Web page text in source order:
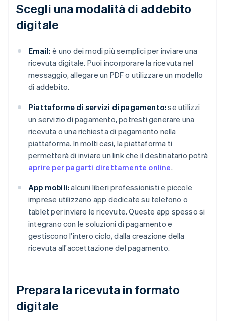
Scegli una modalità di addebito
digitale
Email: è uno dei modi più semplici per inviare una
ricevuta digitale. Puoi incorporare la ricevuta nel
messaggio, allegare un PDF o utilizzare un modello
di addebito.
Piattaforme di servizi di pagamento: se utilizzi
un servizio di pagamento, potresti generare una
ricevuta o una richiesta di pagamento nella
piattaforma. In molti casi, la piattaforma ti
permetterà di inviare un link che il destinatario potrà
aprire per pagarti direttamente online.
App mobili: alcuni liberi professionisti e piccole
imprese utilizzano app dedicate su telefono o
tablet per inviare le ricevute. Queste app spesso si
integrano con le soluzioni di pagamento e
gestiscono l'intero ciclo, dalla creazione della
ricevuta all'accettazione del pagamento.
Prepara la ricevuta in formato
digitale